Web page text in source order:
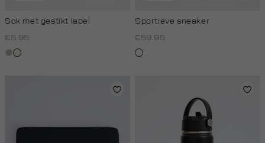
Sok met gestikt label
€5.95
grijs,
wit,
Sportieve sneaker
€59.95
wit